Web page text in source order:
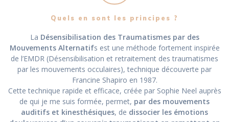
Quels en sont les principes ?
La Désensibilisation des Traumatismes par des
Mouvements Alternatifs est une méthode fortement inspirée
de l’EMDR (Désensibilisation et retraitement des traumatismes
par les mouvements occulaires), technique découverte par
Francine Shapiro en 1987.
Cette technique rapide et efficace, créée par Sophie Neel auprès
de qui je me suis formée, permet, par des mouvements
auditifs et kinesthésiques, de dissocier les émotions